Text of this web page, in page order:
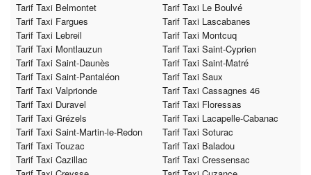
Tarif Taxi Belmontet
Tarif Taxi Le Boulvé
Tarif Taxi Fargues
Tarif Taxi Lascabanes
Tarif Taxi Lebreil
Tarif Taxi Montcuq
Tarif Taxi Montlauzun
Tarif Taxi Saint-Cyprien
Tarif Taxi Saint-Daunès
Tarif Taxi Saint-Matré
Tarif Taxi Saint-Pantaléon
Tarif Taxi Saux
Tarif Taxi Valprionde
Tarif Taxi Cassagnes 46
Tarif Taxi Duravel
Tarif Taxi Floressas
Tarif Taxi Grézels
Tarif Taxi Lacapelle-Cabanac
Tarif Taxi Saint-Martin-le-Redon
Tarif Taxi Soturac
Tarif Taxi Touzac
Tarif Taxi Baladou
Tarif Taxi Cazillac
Tarif Taxi Cressensac